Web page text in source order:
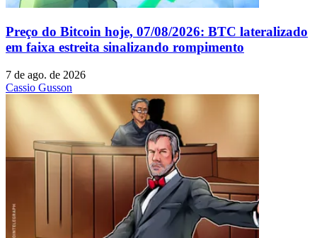
Preço do Bitcoin hoje, 07/08/2026: BTC lateralizado
em faixa estreita sinalizando rompimento
7 de ago. de 2026
Cassio Gusson